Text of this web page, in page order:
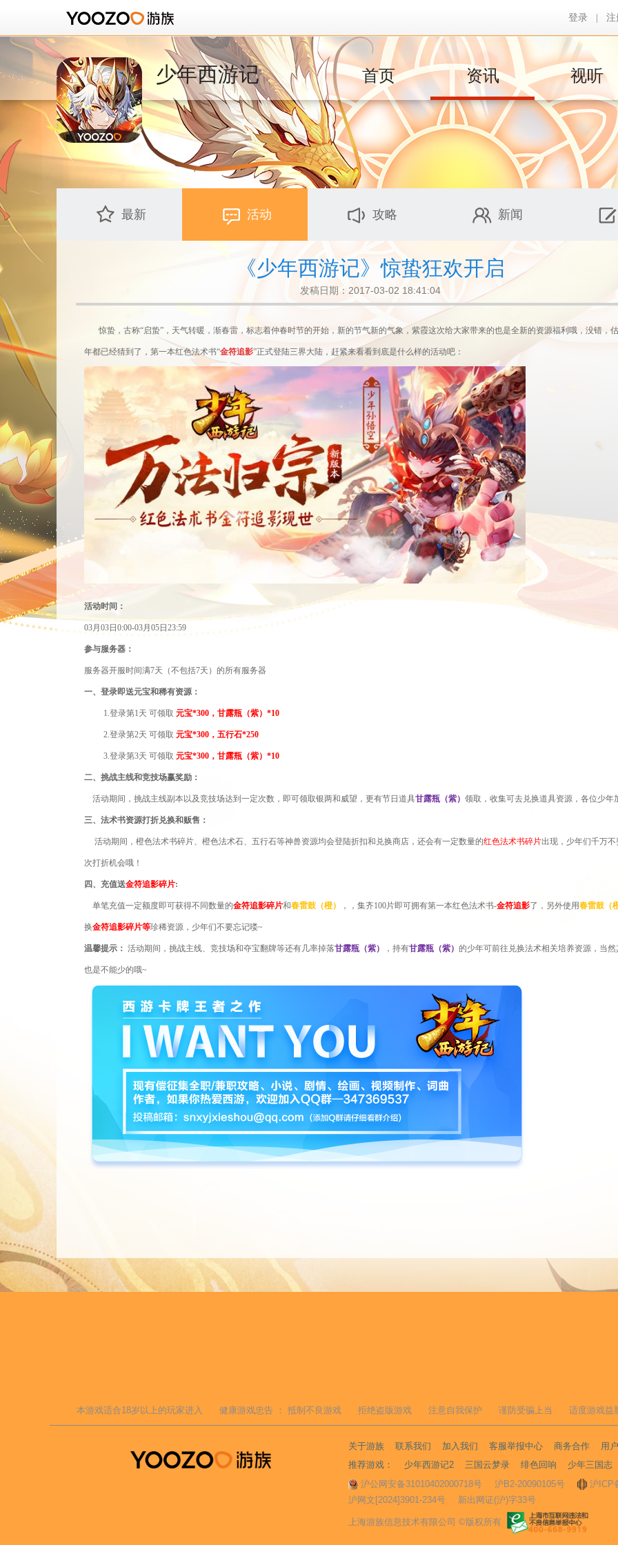
登录 注
少年西游记 首页 资讯 视听
最新 活动 攻略 新闻
《少年西游记》惊蛰狂欢开启
发稿日期：2017-03-02 18:41:04
惊蛰，古称“启蛰”，天气转暖，渐春雷 ，标志着仲春时节的开始，新的节气新的气象，紫霞这次给大家带来的也是全新的资源福利哦，没错，
年都已经猜到了，第一本红色法术书“金符追影”正式登陆三界大陆，赶紧来看看到底是什么样的活动吧 ：
活动时间：
03月03日0:00-03月05日23:59
参与服务器：
服务器开服时间满7天（不包括7天）的所有服务器
一、登录即送元宝和稀有资源：
1.登录第1天 可领取 元宝*300，甘露瓶 （紫） *10
2.登录第2天 可领取 元宝*300，五行石*250
3.登录第3天 可领取 元宝*300，甘露瓶 （紫） *10
二、 挑战主线和竞技场赢奖励：
活动期间，挑战主线副本以及竞技场达到一定次数，即可领取银两和威望，更有节日道具甘露瓶 （紫） 领取，收集可去兑换道具资源，各位少年
三、 法术书资源打折兑换和贩售：
活动期间，橙色法术书碎片、橙色法术石、五行石等神兽资源均会登陆折扣和兑换商店，还会有一定数量的红色法术书碎片出现，少年们千万不
次打折机会哦！
四、 充值送金符追影碎片:
单笔充值一定额度即可获得不同数量的金符追影碎片和春雷鼓（橙） ， ，集齐100片即可拥有第一本红色法术书-金符追影了，另外使用春雷鼓（
换金符追影碎片等珍稀资源，少年们不要忘记喽~
温馨提示： 活动期间，挑战主线、竞技场和夺宝翻牌等还有几率掉落甘露瓶 （紫） ，持有甘露瓶 （紫） 的少年可前往兑换法术相关培养资源，当然
也是不能少的哦~
本游戏适合18岁以上的玩家进入 健康游戏忠告 ： 抵制不良游戏 拒绝盗版游戏 注意自我保护 谨防受骗上当 适度游戏益
关于游族 联系我们 加入我们 客服举报中心 商务合作
用
推荐游戏：
少年西游记2 三国云梦录 绯色回响
少年三国志
沪公网安备31010402000718号
沪B2-20090105号
沪ICP
沪网文[2024]3901-234号
新出网证(沪)字33号
上海游族信息技术有限公司 ©版权所有